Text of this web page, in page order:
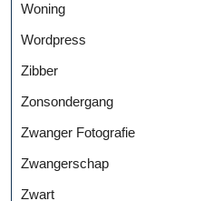
Woning
Wordpress
Zibber
Zonsondergang
Zwanger Fotografie
Zwangerschap
Zwart